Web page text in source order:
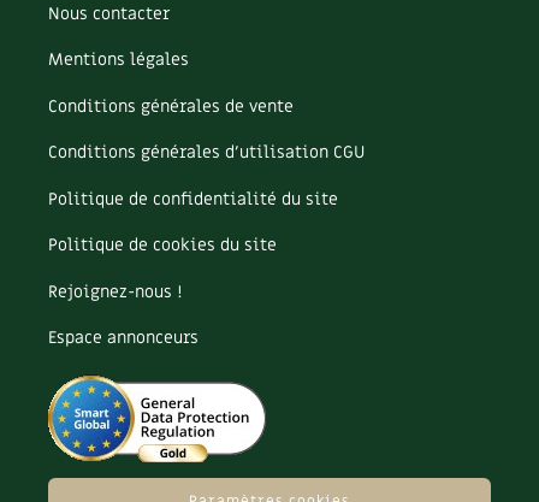
Nous contacter
Mentions légales
Conditions générales de vente
Conditions générales d’utilisation CGU
Politique de confidentialité du site
Politique de cookies du site
Rejoignez-nous !
Espace annonceurs